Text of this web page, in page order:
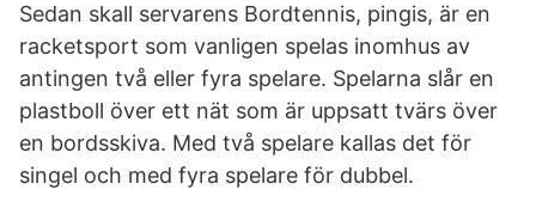
Sedan skall servarens Bordtennis, pingis, är en
racketsport som vanligen spelas inomhus av
antingen två eller fyra spelare. Spelarna slår en
plastboll över ett nät som är uppsatt tvärs över
en bordsskiva. Med två spelare kallas det för
singel och med fyra spelare för dubbel.